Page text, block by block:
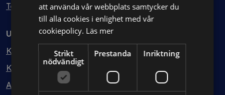
Testa kostnadsfritt
Utbildning
Kurser
Kurspaket
Abonnemang
att använda vår webbplats samtycker du
till alla cookies i enlighet med vår
cookiepolicy. Läs mer
Strikt
nödvändigt
Prestanda Inriktning